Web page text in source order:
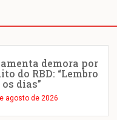
demora por
do RBD: “Lembro
dias”
agosto de 2026